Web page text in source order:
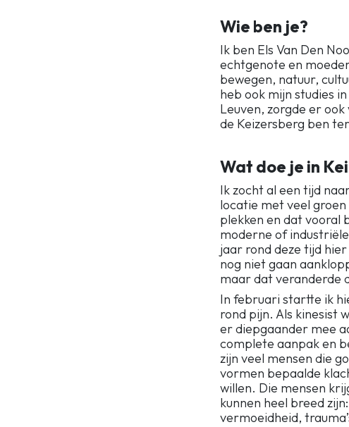
Wie ben je?
Ik ben Els Van Den
echtgenote en
bewegen, natuur,
heb ook mijn studies
Leuven, zorgde er
de Keizersberg ben
Wat doe je in
Ik zocht al een tijd
locatie met veel
plekken en dat vooral
moderne of
jaar rond deze tijd
nog niet gaan
maar dat veranderde
In februari startte ik
rond pijn. Als kinesist
er diepgaander mee
complete aanpak en
zijn veel mensen die
vormen bepaalde
willen. Die mensen
kunnen heel breed
vermoeidheid,